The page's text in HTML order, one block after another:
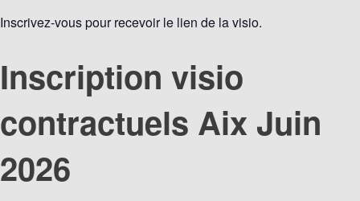
Inscrivez-vous pour recevoir le lien de la visio.
visio
contractuels
Juin
Inscription visio
contractuels Aix Juin
2026